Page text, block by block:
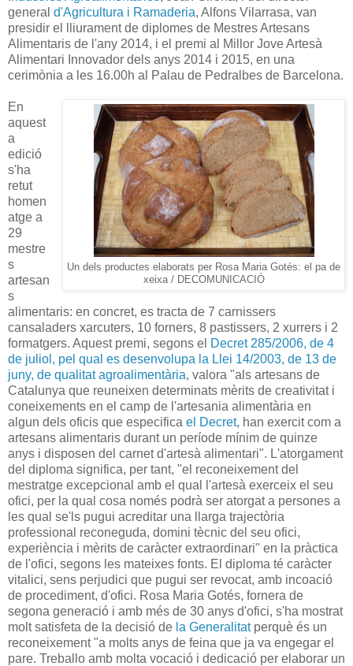
general d'Agricultura i Ramaderia, Alfons Vilarrasa, van
presidir el lliurament de diplomes de Mestres Artesans
Alimentaris de l'any 2014, i el premi al Millor Jove Artesà
Alimentari Innovador dels anys 2014 i 2015, en una
cerimònia a les 16.00h al Palau de Pedralbes de Barcelona.
Un dels productes elaborats per Rosa Maria Gotés: el pa de
xeixa / DECOMUNICACIÓ
En
aquest
a
edició
s'ha
retut
homen
atge a
29
mestre
s
artesan
s
alimentaris: en concret, es tracta de 7 carnissers
cansaladers xarcuters, 10 forners, 8 pastissers, 2 xurrers i 2
formatgers. Aquest premi, segons el Decret 285/2006, de 4
de juliol, pel qual es desenvolupa la Llei 14/2003, de 13 de
juny, de qualitat agroalimentària, valora "als artesans de
Catalunya que reuneixen determinats mèrits de creativitat i
coneixements en el camp de l'artesania alimentària en
algun dels oficis que especifica el Decret, han exercit com a
artesans alimentaris durant un període mínim de quinze
anys i disposen del carnet d'artesà alimentari". L'atorgament
del diploma significa, per tant, "el reconeixement del
mestratge excepcional amb el qual l'artesà exerceix el seu
ofici, per la qual cosa només podrà ser atorgat a persones a
les qual se'ls pugui acreditar una llarga trajectòria
professional reconeguda, domini tècnic del seu ofici,
experiència i mèrits de caràcter extraordinari" en la pràctica
de l'ofici, segons les mateixes fonts. El diploma té caràcter
vitalici, sens perjudici que pugui ser revocat, amb incoació
de procediment, d'ofici. Rosa Maria Gotés, fornera de
segona generació i amb més de 30 anys d'ofici, s'ha mostrat
molt satisfeta de la decisió de la Generalitatperquè és un
reconeixement "a molts anys de feina que ja va engegar el
pare. Treballo amb molta vocació i dedicació per elaborar un